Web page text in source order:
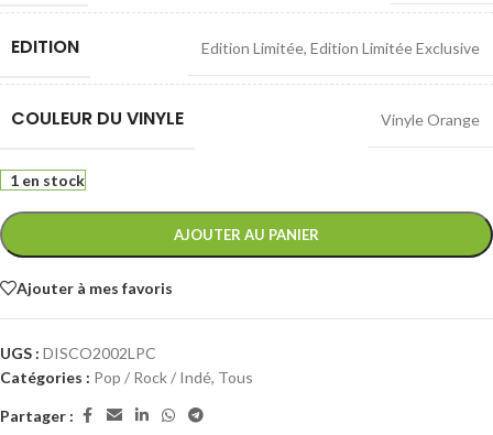
EDITION Edition Limitée, Edition Limitée Exclusive
COULEUR DU VINYLE Vinyle Orange
1 en stock
AJOUTER AU PANIER
Ajouter à mes favoris
UGS : DISCO2002LPC
Catégories : Pop / Rock / Indé, Tous
Partager :